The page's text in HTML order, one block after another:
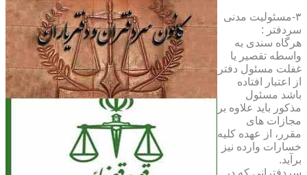
۳-مسئولیت مدنی
سردفتر :
هرگاه سندی به
واسطه تقصیر یا
غفلت مسئول دفتر
از اعتبار افتاده
باشد مسئول
مذکور باید علاوه بر
مجازات های
مقرر، از عهده کلیه
خسارات وارده نیز
برآید.